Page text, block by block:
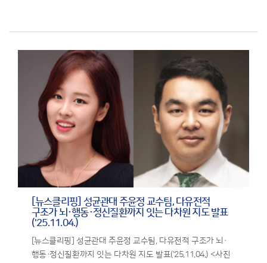
[뉴스클리핑] 성균관대 주윤정 교수팀, 다유전적
구조가 뇌·행동·정신질환까지 잇는 다차원 지도 발표
('25.11.04.)
[뉴스클리핑] 성균관대 주윤정 교수팀, 다유전적 구조가 뇌·
행동·정신질환까지 잇는 다차원 지도 발표('25.11.04.) <사진